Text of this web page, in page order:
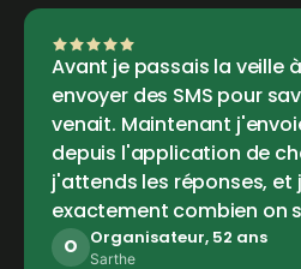
Avant je passais la veille à
envoyer des SMS pour
venait. Maintenant
depuis l'application de
j'attends les réponses, et
exactement combien on
O Organisateur, 52 ans
Sarthe